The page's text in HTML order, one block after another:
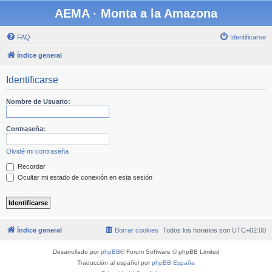
AEMA · Monta a la Amazona
FAQ Identificarse
Índice general
Identificarse
Nombre de Usuario:
Contraseña:
Olvidé mi contraseña
Recordar
Ocultar mi estado de conexión en esta sesión
Índice general Todos los horarios son UTC+02:00
Borrar cookies
Desarrollado porphpBB® Forum Software © phpBB Limited
Traducción al español porphpBB España